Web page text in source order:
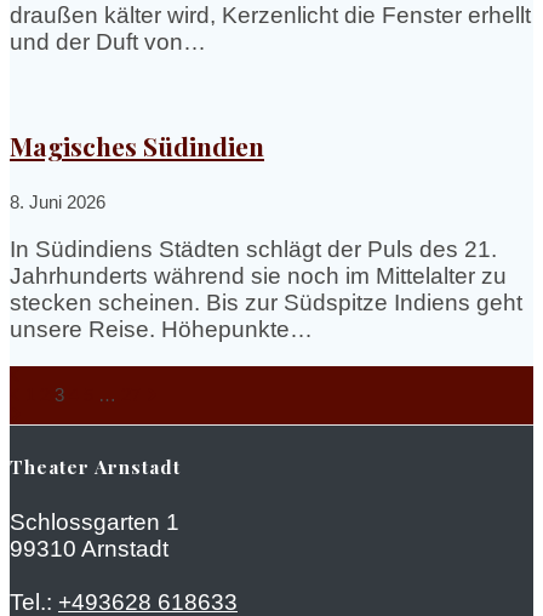
draußen kälter wird, Kerzenlicht die Fenster erhellt
und der Duft von…
Magisches Südindien
8. Juni 2026
In Südindiens Städten schlägt der Puls des 21.
Jahrhunderts während sie noch im Mittelalter zu
stecken scheinen. Bis zur Südspitze Indiens geht
unsere Reise. Höhepunkte…
Posts
navigation
Page
Page
Page
3 …
Theater Arnstadt
Schlossgarten 1
99310 Arnstadt
Tel.: +493628 618633